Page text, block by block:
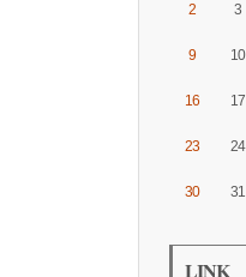
2 3
9 10
16 17
23 24
30 31
LINK